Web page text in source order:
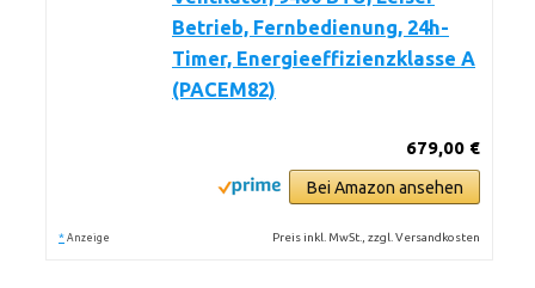
Betrieb, Fernbedienung, 24h-
Timer, Energieeffizienzklasse A
(PACEM82)
679,00 €
Bei Amazon ansehen
* Anzeige Preis inkl. MwSt., zzgl. Versandkosten